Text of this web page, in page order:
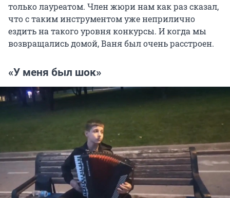
только лауреатом. Член жюри нам как раз сказал,
что с таким инструментом уже неприлично
ездить на такого уровня конкурсы. И когда мы
возвращались домой, Ваня был очень расстроен.
«У меня был шок»